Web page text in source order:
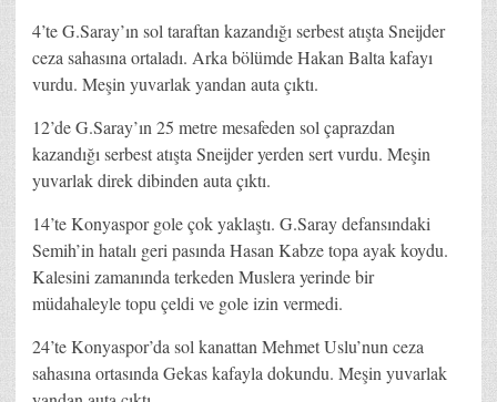
4’te G.Saray’ın sol taraftan kazandığı serbest atışta Sneijder
ceza sahasına ortaladı. Arka bölümde Hakan Balta kafayı
vurdu. Meşin yuvarlak yandan auta çıktı.
12’de G.Saray’ın 25 metre mesafeden sol çaprazdan
kazandığı serbest atışta Sneijder yerden sert vurdu. Meşin
yuvarlak direk dibinden auta çıktı.
14’te Konyaspor gole çok yaklaştı. G.Saray defansındaki
Semih’in hatalı geri pasında Hasan Kabze topa ayak koydu.
Kalesini zamanında terkeden Muslera yerinde bir
müdahaleyle topu çeldi ve gole izin vermedi.
24’te Konyaspor’da sol kanattan Mehmet Uslu’nun ceza
sahasına ortasında Gekas kafayla dokundu. Meşin yuvarlak